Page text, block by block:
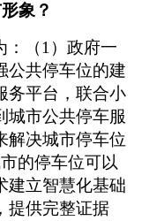
象？
：（1）政府一
公共停车位的建
务平台，联合小
城市公共停车服
解决城市停车位
的停车位可以
建立智慧化基础
提供完整证据